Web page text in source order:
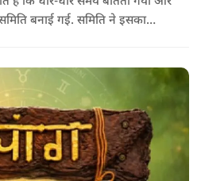
बनाई गई. समिति ने इसका
आते है.